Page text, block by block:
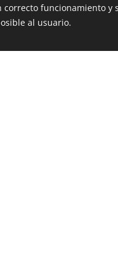
de teléfonofuncionamiento y
al usuario.